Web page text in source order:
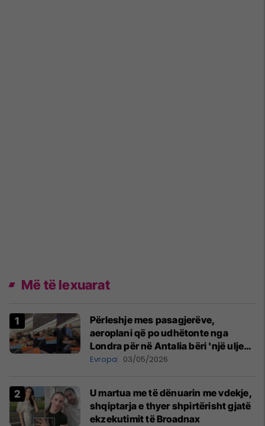
Më të lexuarat
Përleshje mes pasagjerëve,
aeroplani që po udhëtonte nga
Londra për në Antalia bëri 'një ulje
emergjente' në Prishtinë
Evropa 03/05/2026
U martua me të dënuarin me vdekje,
shqiptarja e thyer shpirtërisht gjatë
ekzekutimit të Broadnax